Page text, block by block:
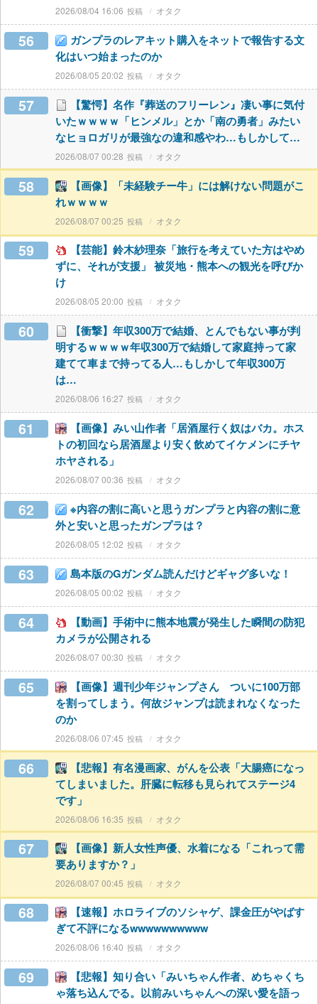
2026/08/04 16:06 オタク
56
ガンプラのレアキット購入をネットで報告する文
化はいつ始まったのか
2026/08/05 20:02 オタク
57
【驚愕】名作『葬送のフリーレン』凄い事に気付
いたｗｗｗｗ「ヒンメル」とか「南の勇者」みたい
なヒョロガリが最強なの違和感やわ…もしかして…
2026/08/07 00:28 オタク
58
【画像】「未経験チー牛」には解けない問題がこ
れｗｗｗｗ
2026/08/07 00:25 オタク
59
【芸能】鈴木紗理奈「旅行を考えていた方はやめ
ずに、それが支援」 被災地・熊本への観光を呼びか
け
2026/08/05 20:00 オタク
60
【衝撃】年収300万で結婚、とんでもない事が判
明するｗｗｗｗ年収300万で結婚して家庭持って家
建てて車まで持ってる人…もしかして年収300万
は…
2026/08/06 16:27 オタク
61
【画像】みい山作者「居酒屋行く奴はバカ。ホス
トの初回なら居酒屋より安く飲めてイケメンにチヤ
ホヤされる」
2026/08/07 00:36 オタク
62
※内容の割に高いと思うガンプラと内容の割に意
外と安いと思ったガンプラは？
2026/08/05 12:02 オタク
63 島本版のGガンダム読んだけどギャグ多いな！
2026/08/05 00:02 オタク
64
【動画】手術中に熊本地震が発生した瞬間の防犯
カメラが公開される
2026/08/07 00:30 オタク
65
【画像】週刊少年ジャンプさん ついに100万部
を割ってしまう。何故ジャンプは読まれなくなった
のか
2026/08/06 07:45 オタク
66
【悲報】有名漫画家、がんを公表「大腸癌になっ
てしまいました。肝臓に転移も見られてステージ4
です」
2026/08/06 16:35 オタク
67
【画像】新人女性声優、水着になる「これって需
要ありますか？」
2026/08/07 00:45 オタク
68
【速報】ホロライブのソシャゲ、課金圧がやばす
ぎて不評になるwwwwwwwwww
2026/08/06 16:40 オタク
69
【悲報】知り合い「みいちゃん作者、めちゃくち
ゃ落ち込んでる。以前みいちゃんへの深い愛を語っ